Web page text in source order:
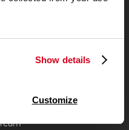
Show details
Customize